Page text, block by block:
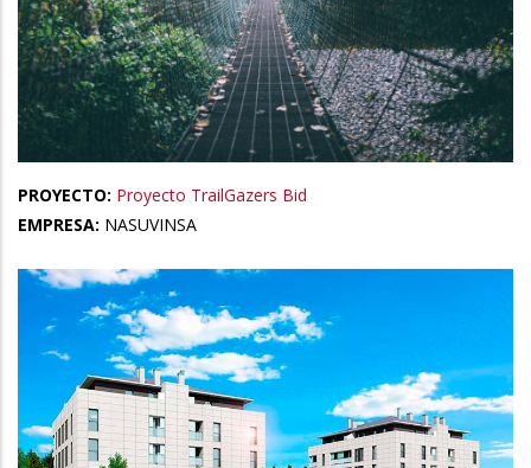
PROYECTO: Proyecto TrailGazers Bid
EMPRESA: NASUVINSA